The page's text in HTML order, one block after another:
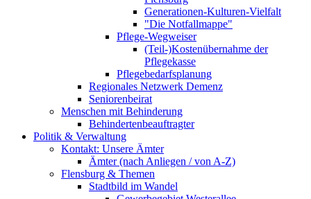
Generationen-Kulturen-Vielfalt
"Die Notfallmappe"
Pflege-Wegweiser
(Teil-)Kostenübernahme der
Pflegekasse
Pflegebedarfsplanung
Regionales Netzwerk Demenz
Seniorenbeirat
Menschen mit Behinderung
Behindertenbeauftragter
Politik & Verwaltung
Kontakt: Unsere Ämter
Ämter (nach Anliegen / von A-Z)
Flensburg & Themen
Stadtbild im Wandel